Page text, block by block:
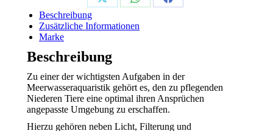
Share
on
Share
on
Share
Beschreibung
Zusätzliche Informationen
Marke
Beschreibung
Zu einer der wichtigsten Aufgaben in der
Meerwasseraquaristik gehört es, den zu pflegenden
Niederen Tiere eine optimal ihren Ansprüchen
angepasste Umgebung zu erschaffen.
Hierzu gehören neben Licht, Filterung und